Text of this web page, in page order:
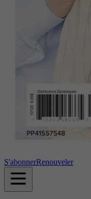
S'abonnerRenouveler